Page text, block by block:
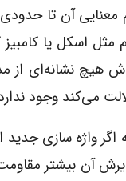
معنایی آن تا
اسکل یا کامبیز
هیچ نشانه‌ای از
می‌کند وجود ندارد.
واژه سازی جدید
آن بیشتر مقاومت